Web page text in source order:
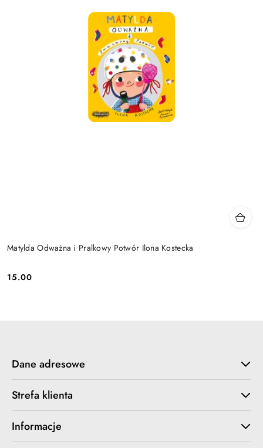
Matylda Odważna i Pralkowy Potwór Ilona Kostecka
Cena:
15.00
Dane adresowe
Strefa klienta
Informacje